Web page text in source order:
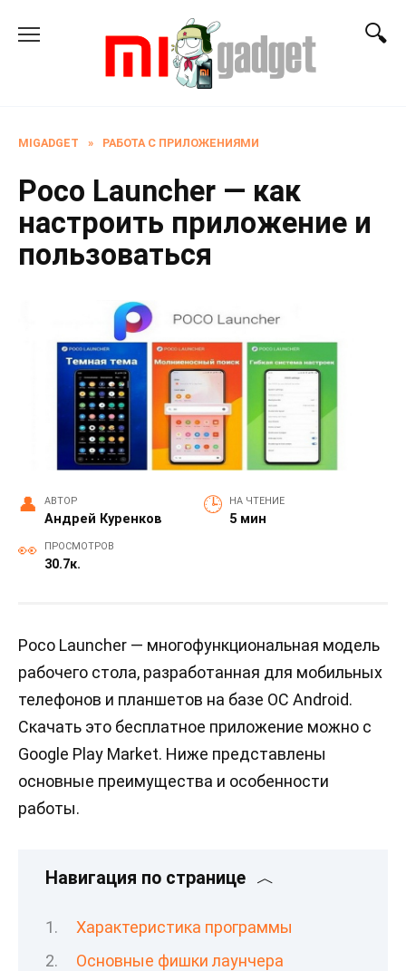
MIGADGET » РАБОТА С ПРИЛОЖЕНИЯМИ
Poco Launcher — как
настроить приложение и
пользоваться
АВТОР
Андрей Куренков
НА ЧТЕНИЕ
5 мин
ПРОСМОТРОВ
30.7к.
Poco Launcher — многофункциональная модель
рабочего стола, разработанная для мобильных
телефонов и планшетов на базе ОС Android.
Скачать это бесплатное приложение можно с
Google Play Market. Ниже представлены
основные преимущества и особенности
работы.
Навигация по странице
Характеристика программы
Основные фишки лаунчера